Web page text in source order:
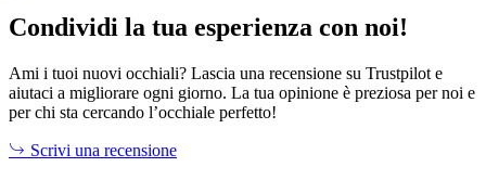
Condividi la tua esperienza con noi!
Ami i tuoi nuovi occhiali? Lascia una recensione su Trustpilot e
aiutaci a migliorare ogni giorno. La tua opinione è preziosa per noi e
per chi sta cercando l’occhiale perfetto!
Scrivi una recensione